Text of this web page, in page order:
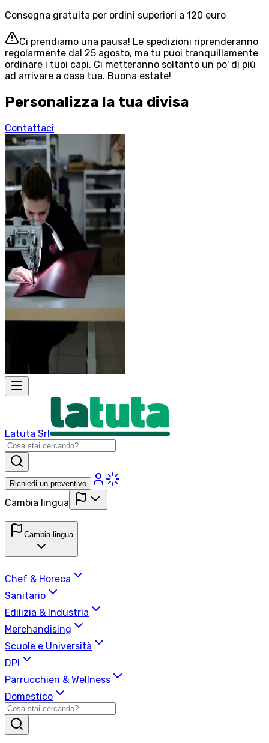
Consegna gratuita per ordini superiori a 120 euro
Ci prendiamo una pausa! Le spedizioni riprenderanno
regolarmente dal 25 agosto, ma tu puoi tranquillamente
ordinare i tuoi capi. Ci metteranno soltanto un po' di più
ad arrivare a casa tua. Buona estate!
Personalizza la tua divisa
Contattaci
Latuta Srl
Richiedi un preventivo
Cambia lingua
Cambia lingua
Chef & Horeca
Sanitario
Edilizia & Industria
Merchandising
Scuole e Università
DPI
Parrucchieri & Wellness
Domestico